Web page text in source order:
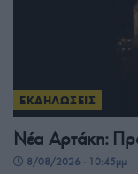
ΕΚΔΗΛΩΣΕΙΣ
Νέα Αρτάκη:
8/08/2026 - 10:45μμ